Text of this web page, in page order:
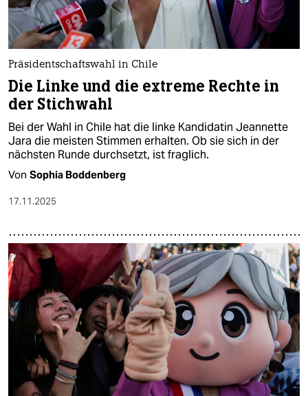
Präsidentschaftswahl in Chile
Die Linke und die extreme Rechte in
der Stichwahl
Bei der Wahl in Chile hat die linke Kandidatin Jeannette
Jara die meisten Stimmen erhalten. Ob sie sich in der
nächsten Runde durchsetzt, ist fraglich.
Von Sophia Boddenberg
17.11.2025